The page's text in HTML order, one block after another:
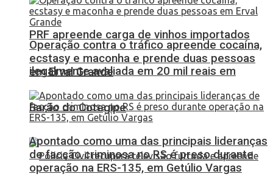
PRF apreende carga de vinhos importados
ilegalmente avaliada em 20 mil reais em
Barão do Cotegipe
Operação contra o tráfico apreende cocaína,
ecstasy e maconha e prende duas pessoas
em Erval Grande
Apontado como uma das principais lideranças
de facção criminosa no RS é preso durante
operação na ERS-135, em Getúlio Vargas